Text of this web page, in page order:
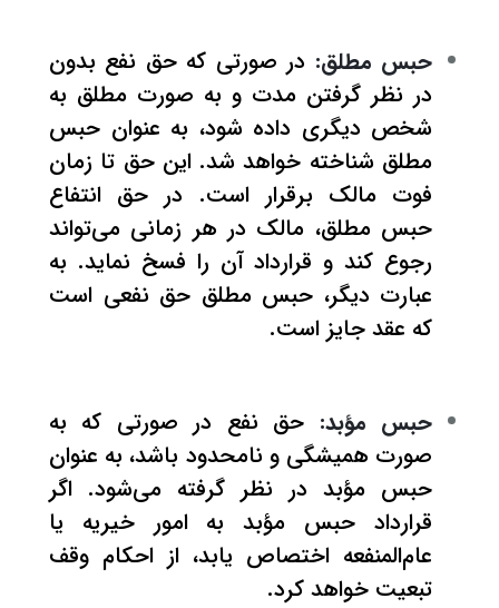
حبس مطلق: در صورتی که حق نفع بدون
در نظر گرفتن مدت و به صورت مطلق به
شخص دیگری داده شود، به عنوان حبس
مطلق شناخته خواهد شد. این حق تا زمان
فوت مالک برقرار است. در حق انتفاع
حبس مطلق، مالک در هر زمانی می‌تواند
رجوع کند و قرارداد آن را فسخ نماید. به
عبارت دیگر، حبس مطلق حق نفعی است
که عقد جایز است.
حبس مؤبد: حق نفع در صورتی که به
صورت همیشگی و نامحدود باشد، به عنوان
حبس مؤبد در نظر گرفته می‌شود. اگر
قرارداد حبس مؤبد به امور خیریه یا
عام‌المنفعه اختصاص یابد، از احکام وقف
تبعیت خواهد کرد.